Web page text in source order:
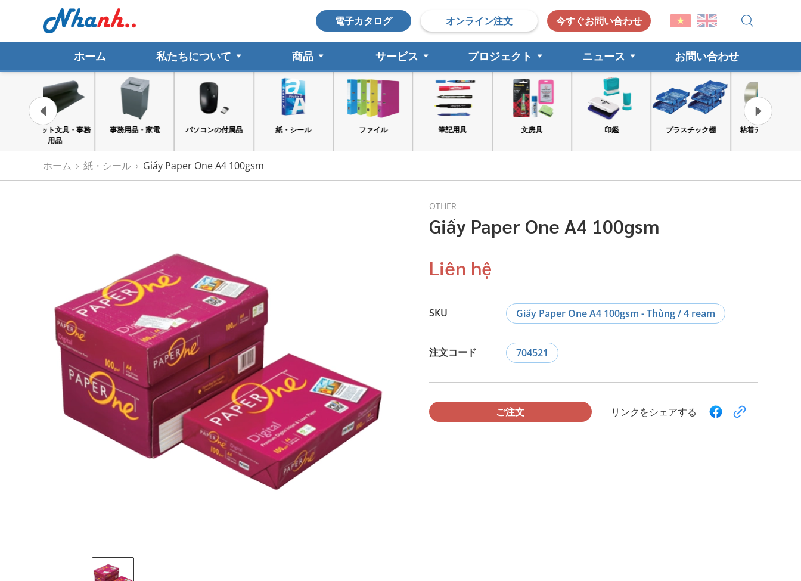
電子カタログ オンライン注文 今すぐお問い合わせ
ホーム 私たちについて 商品 サービス プロジェクト ニュース お問い合わせ
事務用品・家電 パソコンの付属品 紙・シール ファイル 筆記用具 プラスチック棚 粘着テープ, カート
ホーム 紙・シール Giấy Paper One A4 100gsm
OTHER
Giấy Paper One A4 100gsm
Liên hệ
SKU Giấy Paper One A4 100gsm - Thùng / 4 ream
注文コード 704521
ご注文 リンクをシェアする